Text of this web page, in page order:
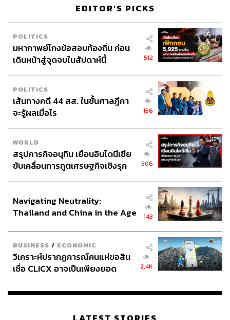
EDITOR'S PICKS
POLITICS
มหากาพย์โกงข้อสอบท้องถิ่น ก่อน
เดินหน้าสู่จุดจบในสัปดาห์นี้
512
POLITICS
เส้นทางคดี 44 สส. ในชั้นศาลฎีกา
จะรู้ผลเมื่อไร
156
WORLD
สรุปภารกิจอนุทิน เยือนอินโดนีเซีย
ขับเคลื่อนการทูตเศรษฐกิจเชิงรุก
506
Navigating Neutrality:
Thailand and China in the Age
143
BUSINESS / ECONOMIC
วิเคราะห์ปรากฏการณ์คนแห่ขอสิน
เชื่อ CLICX อาจเป็นเพียงยอด
เรือนไทยที่ถูกซุกไว้
2.4K